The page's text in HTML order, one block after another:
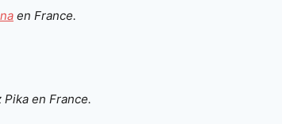
en France.
en France.